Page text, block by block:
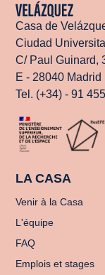
Casa de
Ciudad
C/ Paul Guinard,
E - 28040 Madrid
Tel. (+34) - 91
LA CASA
Venir à la Casa
L'équipe
FAQ
Emplois et stages